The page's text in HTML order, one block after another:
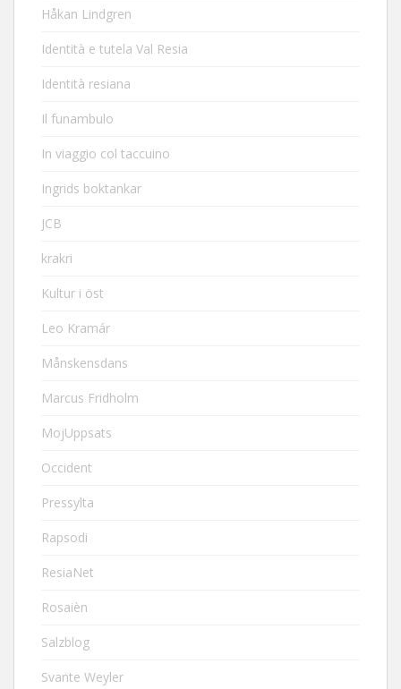
Håkan Lindgren
Identità e tutela Val Resia
Identità resiana
Il funambulo
In viaggio col taccuino
Ingrids boktankar
JCB
krakri
Kultur i öst
Leo Kramár
Månskensdans
Marcus Fridholm
MojUppsats
Occident
Pressylta
Rapsodi
ResiaNet
Rosaièn
Salzblog
Svante Weyler